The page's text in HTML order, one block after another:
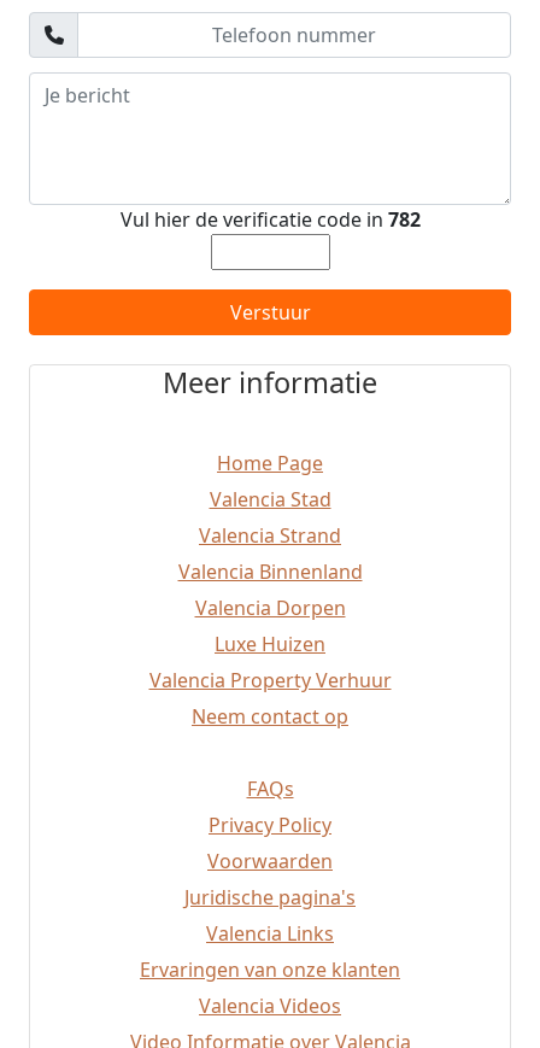
Moncada
San Antonio
Alcossebre
Torres Torres
El Puig
El Campello
Catadau
Sueca
Bocairent
Albaida
Javea
Altea
Valencia Strand
Requena
Rafelbunyol
Alzira
Mislata
Vul hier de verificatie code in 782
Verstuur
Meer informatie
Home Page
Valencia Stad
Valencia Strand
Valencia Binnenland
Valencia Dorpen
Luxe Huizen
Valencia Property Verhuur
Neem contact op
FAQs
Privacy Policy
Voorwaarden
Juridische pagina's
Valencia Links
Ervaringen van onze klanten
Valencia Videos
Video Informatie over Valencia